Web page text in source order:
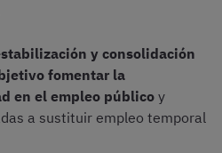
y consolidación
fomentar la
en el empleo público y
a sustituir empleo temporal